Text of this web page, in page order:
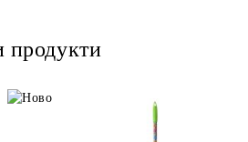
продукти